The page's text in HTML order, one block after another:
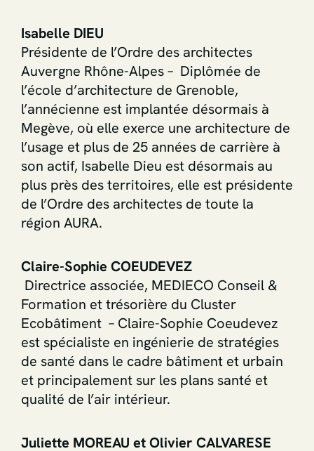
Isabelle DIEU
Présidente de l’Ordre des architectes
Auvergne Rhône-Alpes – Diplômée de
l’école d’architecture de Grenoble,
l’annécienne est implantée désormais à
Megève, où elle exerce une architecture de
l’usage et plus de 25 années de carrière à
son actif, Isabelle Dieu est désormais au
plus près des territoires, elle est présidente
de l’Ordre des architectes de toute la
région AURA.
Claire-Sophie COEUDEVEZ
Directrice associée, MEDIECO Conseil &
Formation et trésorière du Cluster
Ecobâtiment – Claire-Sophie Coeudevez
est spécialiste en ingénierie de stratégies
de santé dans le cadre bâtiment et urbain
et principalement sur les plans santé et
qualité de l’air intérieur.
Juliette MOREAU et Olivier CALVARESE